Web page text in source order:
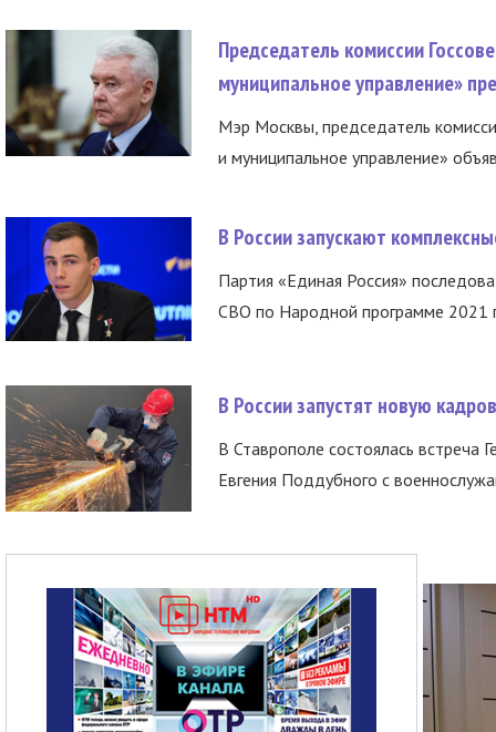
Председатель комиссии
муниципальное управление»
Мэр Москвы, председатель
и муниципальное управление»
В России запускают
Партия «Единая Россия»
СВО по Народной программе 2021
В России запустят новую
В Ставрополе состоялась встреча
Евгения Поддубного с